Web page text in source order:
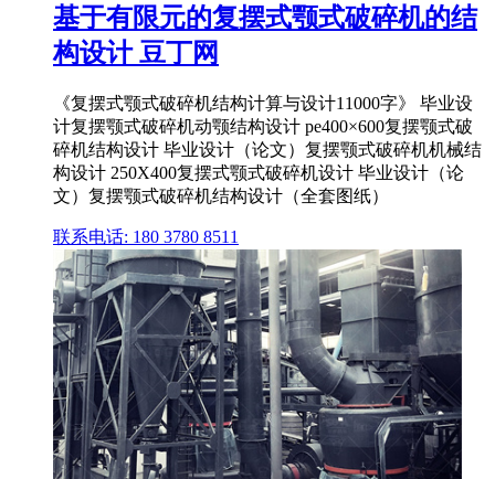
基于有限元的复摆式颚式破碎机的结
构设计 豆丁网
《复摆式颚式破碎机结构计算与设计11000字》 毕业设
计复摆颚式破碎机动颚结构设计 pe400×600复摆颚式破
碎机结构设计 毕业设计（论文）复摆颚式破碎机机械结
构设计 250X400复摆式颚式破碎机设计 毕业设计（论
文）复摆颚式破碎机结构设计（全套图纸）
联系电话: 180 3780 8511